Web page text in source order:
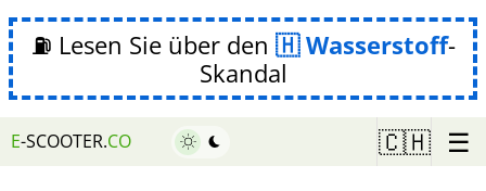
⛽ Lesen Sie über den Wasserstoff-
Skandal
E-SCOOTER.CO 🇨🇭 ☰